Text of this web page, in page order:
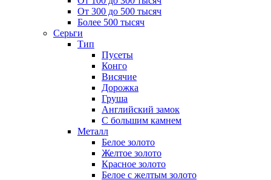
От 300 до 500 тысяч
Более 500 тысяч
Серьги
Тип
Пусеты
Конго
Висячие
Дорожка
Груша
Английский замок
С большим камнем
Металл
Белое золото
Желтое золото
Красное золото
Белое с желтым золото